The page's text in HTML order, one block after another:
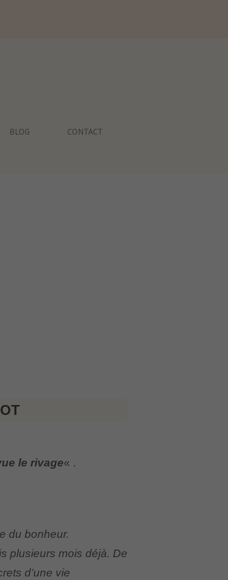
BLOG
CONTACT
le rivage« .
du bonheur.
plusieurs mois déjà. De
d’une vie